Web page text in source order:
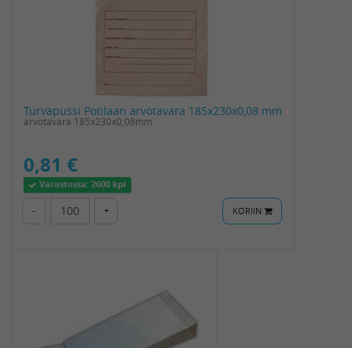
Turvapussi Potilaan arvotavara 185x230x0,08 mm
arvotavara 185x230x0,08mm
0,81 €
Varastossa:2600 kpl
- + KORIIN